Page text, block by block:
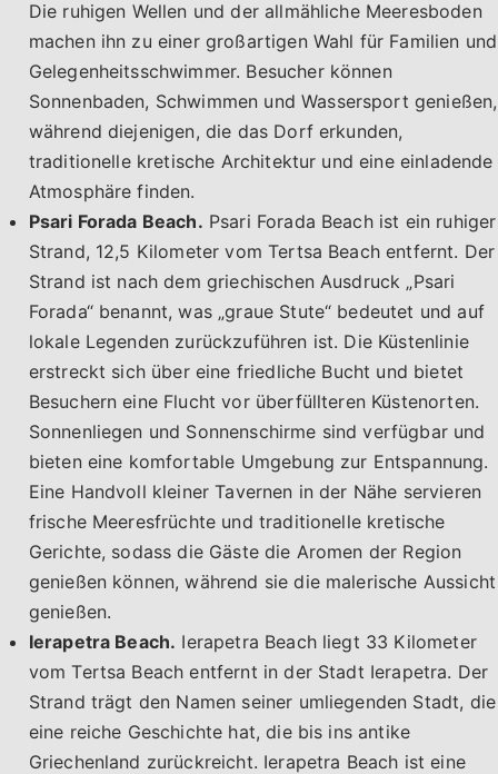
Die ruhigen Wellen und der allmähliche Meeresboden
machen ihn zu einer großartigen Wahl für Familien und
Gelegenheitsschwimmer. Besucher können
Sonnenbaden, Schwimmen und Wassersport genießen,
während diejenigen, die das Dorf erkunden,
traditionelle kretische Architektur und eine einladende
Atmosphäre finden.
Psari Forada Beach. Psari Forada Beach ist ein ruhiger
Strand, 12,5 Kilometer vom Tertsa Beach entfernt. Der
Strand ist nach dem griechischen Ausdruck „Psari
Forada“ benannt, was „graue Stute“ bedeutet und auf
lokale Legenden zurückzuführen ist. Die Küstenlinie
erstreckt sich über eine friedliche Bucht und bietet
Besuchern eine Flucht vor überfüllteren Küstenorten.
Sonnenliegen und Sonnenschirme sind verfügbar und
bieten eine komfortable Umgebung zur Entspannung.
Eine Handvoll kleiner Tavernen in der Nähe servieren
frische Meeresfrüchte und traditionelle kretische
Gerichte, sodass die Gäste die Aromen der Region
genießen können, während sie die malerische Aussicht
genießen.
Ierapetra Beach. Ierapetra Beach liegt 33 Kilometer
vom Tertsa Beach entfernt in der Stadt Ierapetra. Der
Strand trägt den Namen seiner umliegenden Stadt, die
eine reiche Geschichte hat, die bis ins antike
Griechenland zurückreicht. Ierapetra Beach ist eine